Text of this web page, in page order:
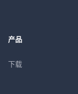
产品
下载